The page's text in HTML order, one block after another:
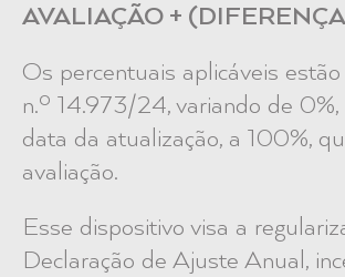
AVALIAÇÃO +
Os percentuais aplicáveis
n.º 14.973/24, variando de
data da atualização, a 100%,
avaliação.
Esse dispositivo visa a
Declaração de Ajuste Anual,